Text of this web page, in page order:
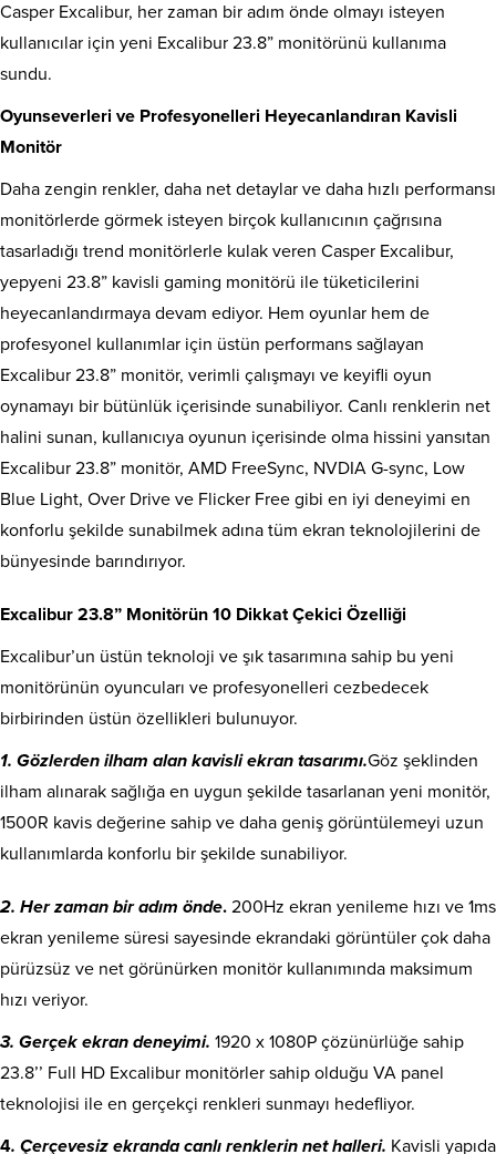
Casper Excalibur, her zaman bir adım önde olmayı isteyen
kullanıcılar için yeni Excalibur 23.8” monitörünü kullanıma
sundu.
Oyunseverleri ve Profesyonelleri Heyecanlandıran Kavisli
Monitör
Daha zengin renkler, daha net detaylar ve daha hızlı performansı
monitörlerde görmek isteyen birçok kullanıcının çağrısına
tasarladığı trend monitörlerle kulak veren Casper Excalibur,
yepyeni 23.8” kavisli gaming monitörü ile tüketicilerini
heyecanlandırmaya devam ediyor. Hem oyunlar hem de
profesyonel kullanımlar için üstün performans sağlayan
Excalibur 23.8” monitör, verimli çalışmayı ve keyifli oyun
oynamayı bir bütünlük içerisinde sunabiliyor. Canlı renklerin net
halini sunan, kullanıcıya oyunun içerisinde olma hissini yansıtan
Excalibur 23.8” monitör, AMD FreeSync, NVDIA G-sync, Low
Blue Light, Over Drive ve Flicker Free gibi en iyi deneyimi en
konforlu şekilde sunabilmek adına tüm ekran teknolojilerini de
bünyesinde barındırıyor.
Excalibur 23.8” Monitörün 10 Dikkat Çekici Özelliği
Excalibur’un üstün teknoloji ve şık tasarımına sahip bu yeni
monitörünün oyuncuları ve profesyonelleri cezbedecek
birbirinden üstün özellikleri bulunuyor.
1. Gözlerden ilham alan kavisli ekran tasarımı.Göz şeklinden
ilham alınarak sağlığa en uygun şekilde tasarlanan yeni monitör,
1500R kavis değerine sahip ve daha geniş görüntülemeyi uzun
kullanımlarda konforlu bir şekilde sunabiliyor.
2. Her zaman bir adım önde. 200Hz ekran yenileme hızı ve 1ms
ekran yenileme süresi sayesinde ekrandaki görüntüler çok daha
pürüzsüz ve net görünürken monitör kullanımında maksimum
hızı veriyor.
3. Gerçek ekran deneyimi. 1920 x 1080P çözünürlüğe sahip
23.8’’ Full HD Excalibur monitörler sahip olduğu VA panel
teknolojisi ile en gerçekçi renkleri sunmayı hedefliyor.
4. Çerçevesiz ekranda canlı renklerin net halleri. Kavisli yapıda